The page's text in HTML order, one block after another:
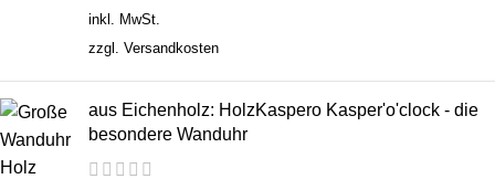
inkl. MwSt.
zzgl. Versandkosten
aus Eichenholz: HolzKaspero Kasper'o'clock - die
besondere Wanduhr